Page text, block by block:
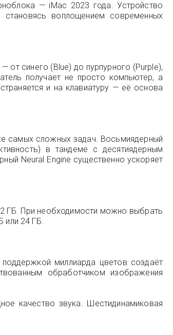
— iMac 2023 года. Устройство
становясь воплощением современных
синего (Blue) до пурпурного (Purple),
получает не просто компьютер, а
и на клавиатуру — её основа
самых сложных задач. Восьмиядерный
в тандеме с десятиядерным
Neural Engine существенно ускоряет
ГБ. При необходимости можно выбрать
или 24 ГБ.
миллиарда цветов создаёт
обработчиком изображения
качество звука. Шестидинамиковая